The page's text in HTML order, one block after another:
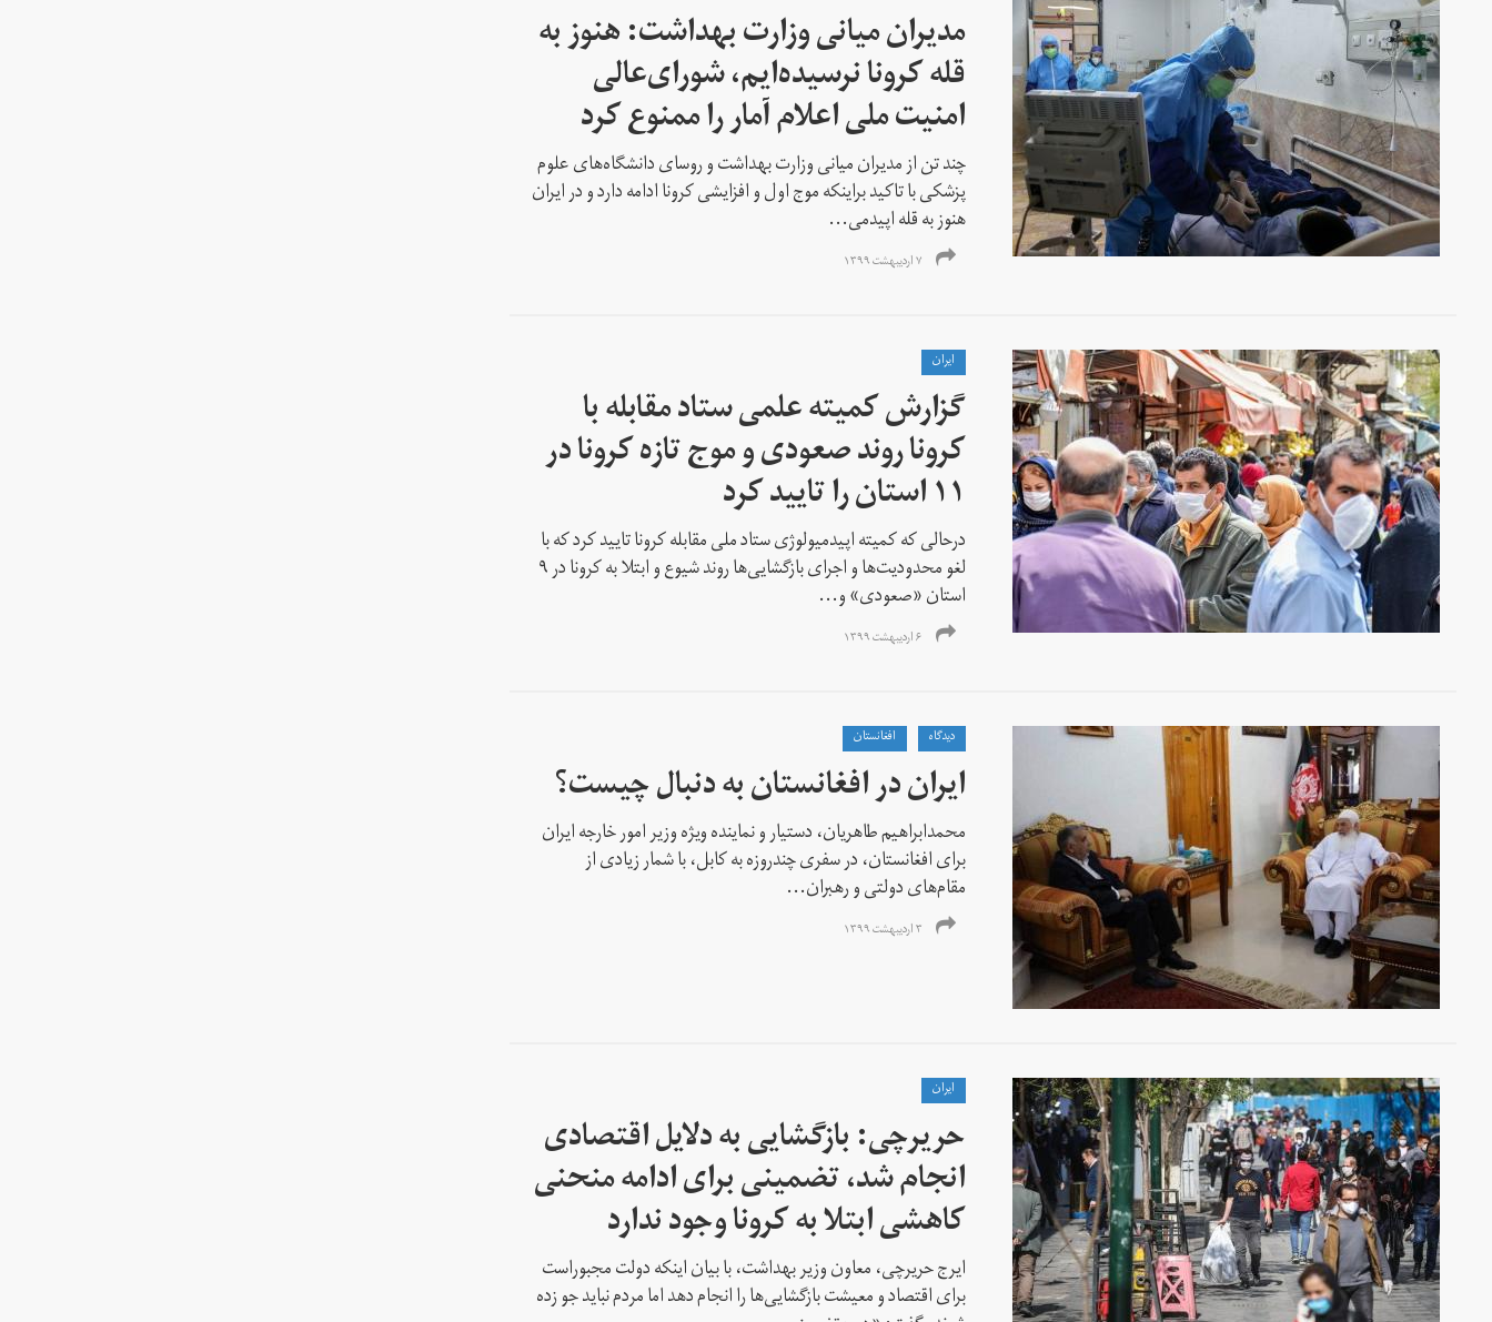
مدیران میانی وزارت بهداشت: هنوز به
قله کرونا نرسیده‌ایم، شورای‌عالی
امنیت ملی اعلام آمار را ممنوع کرد
چند تن از مدیران میانی وزارت بهداشت و روسای دانشگاه‌های علوم
پزشکی با تاکید براینکه موج اول و افزایشی کرونا ادامه دارد و در ایران
هنوز به قله اپیدمی...
۷ اردیبهشت ۱۳۹۹
ايران
گزارش کمیته علمی ستاد مقابله با
کرونا روند صعودی و موج تازه کرونا در
۱۱ استان را تایید کرد
درحالی که کمیته اپيدمیولوژی ستاد ملی مقابله کرونا تایید کرد که با
لغو محدودیت‌ها و اجرای بازگشایی‌ها روند شیوع و ابتلا به کرونا در ۹
استان «صعودی» و...
۶ اردیبهشت ۱۳۹۹
دیدگاه افغانستان
ایران در افغانستان به دنبال چیست؟
محمدابراهیم طاهریان، دستیار و نماینده ویژه وزیر امور خارجه ایران
برای افغانستان، در سفری چند‌روزه به کابل، با شمار زیادی از
مقام‌های دولتی و رهبران...
۳ اردیبهشت ۱۳۹۹
ايران
حریرچی: بازگشایی‌ به دلایل اقتصادی
انجام شد، تضمینی برای ادامه منحنی
کاهشی ابتلا به کرونا وجود ندارد
ایرج حریرچی، معاون وزیر بهداشت، با بیان اینکه دولت مجبوراست
برای اقتصاد و معیشت بازگشایی‌ها را انجام دهد اما مردم نباید جو زده